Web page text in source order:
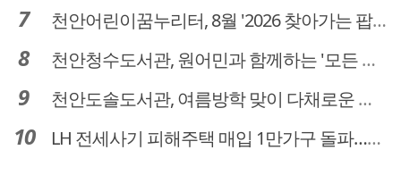
천안어린이꿈누리터, 8월 '2026 찾아가는 팝업놀이터' 운영
천안청수도서관, 원어민과 함께하는 '모든 영어 모든 독서' 운영
천안도솔도서관, 여름방학 맞이 다채로운 독서문화 프로그램 운영
LH 전세사기 피해주택 매입 1만가구 돌파…피해 인정도 4만건 넘어